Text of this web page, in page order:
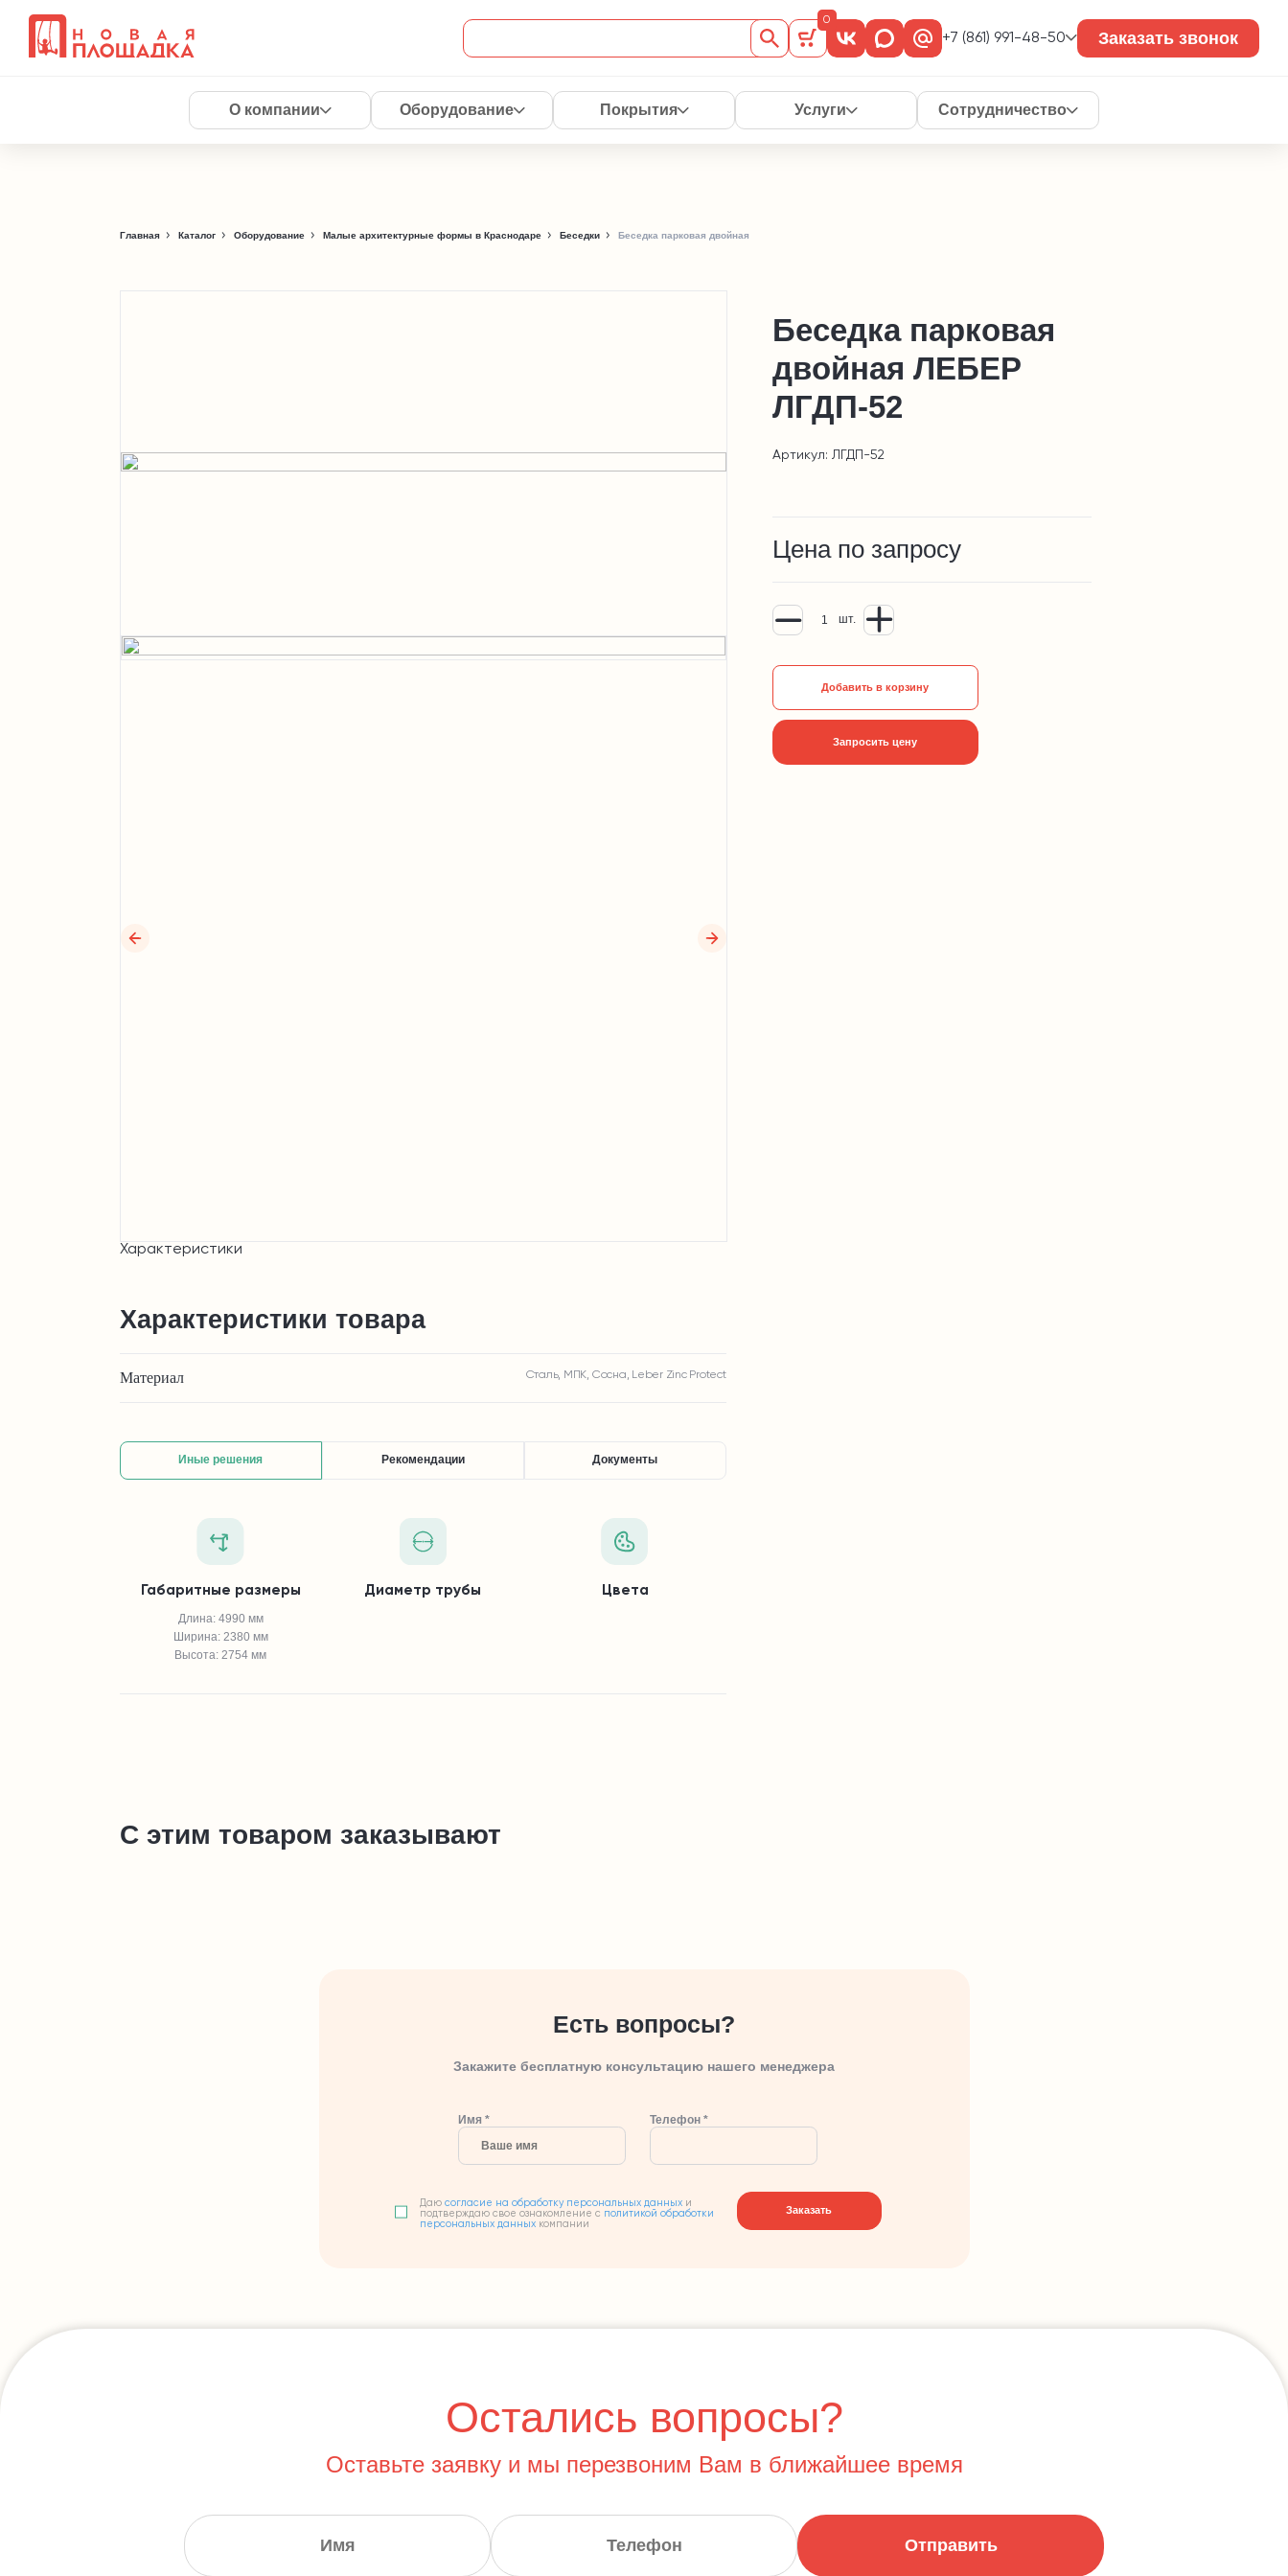
0
+7 (861) 991-48-50 Заказать звонок
О компании Оборудование Покрытия Услуги Сотрудничество
Главная Каталог Оборудование Малые архитектурные формы в Краснодаре Беседки Беседка парковая двойная
Беседка парковая
двойная ЛЕБЕР
ЛГДП-52
Артикул: ЛГДП-52
Цена по запросу
шт.
Добавить в корзину
Запросить цену
Характеристики
Характеристики товара
Материал Сталь, МПК, Сосна, Leber Zinc Protect
Иные решения Рекомендации Документы
Габаритные размеры
Длина: 4990 мм
Ширина: 2380 мм
Высота: 2754 мм
Диаметр трубы Цвета
С этим товаром заказывают
Есть вопросы?
Закажите бесплатную консультацию нашего менеджера
Имя * Телефон *
Даю согласие на обработку персональных данных и
подтверждаю свое ознакомление с политикой обработки
персональных данных компании
Заказать
Остались вопросы?
Оставьте заявку и мы перезвоним Вам в ближайшее время
Отправить